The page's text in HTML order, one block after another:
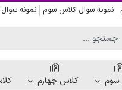
نمونه سوال کلاس سوم نمونه
سوم کلاس چهارم